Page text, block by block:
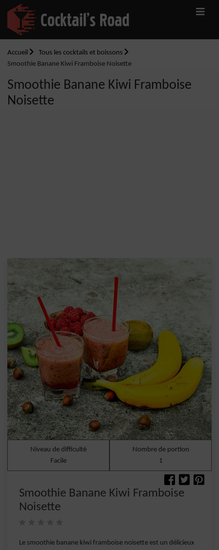
Accueil
Tous les cocktails et boissons
Smoothie Banane Kiwi Framboise Noisette
Smoothie Banane Kiwi Framboise
Noisette
Niveau de difficulté
Facile
Nombre de portion
1
Smoothie Banane Kiwi Framboise
Noisette
Le smoothie banane kiwi framboise noisette est un délicieux